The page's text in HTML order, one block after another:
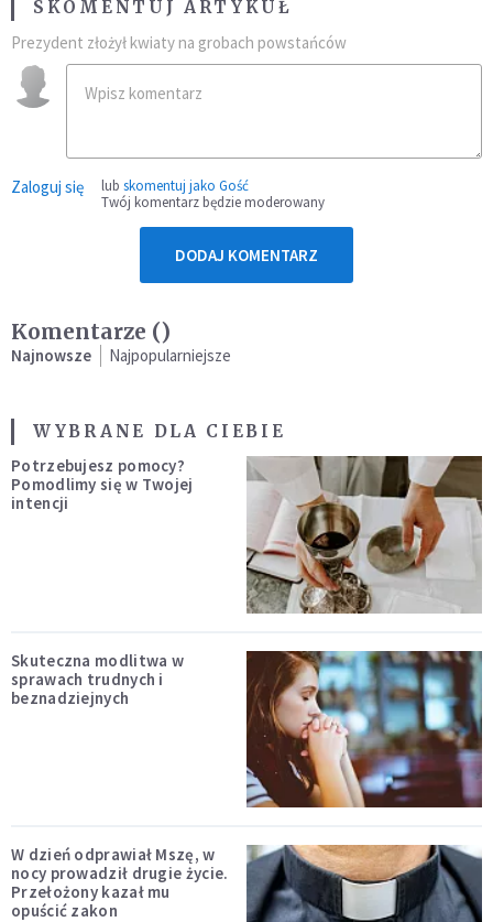
SKOMENTUJ ARTYKUŁ
Prezydent złożył kwiaty na grobach powstańców
Zaloguj się lub skomentuj jako Gość
Twój komentarz będzie moderowany
DODAJ KOMENTARZ
Komentarze ()
Najnowsze Najpopularniejsze
WYBRANE DLA CIEBIE
Potrzebujesz pomocy?
Pomodlimy się w Twojej
intencji
Skuteczna modlitwa w
sprawach trudnych i
beznadziejnych
W dzień odprawiał Mszę, w
nocy prowadził drugie życie.
Przełożony kazał mu
opuścić zakon